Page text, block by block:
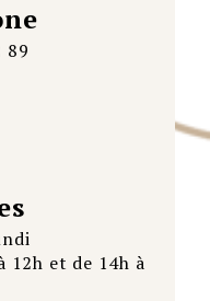
89
12h et de 14h à